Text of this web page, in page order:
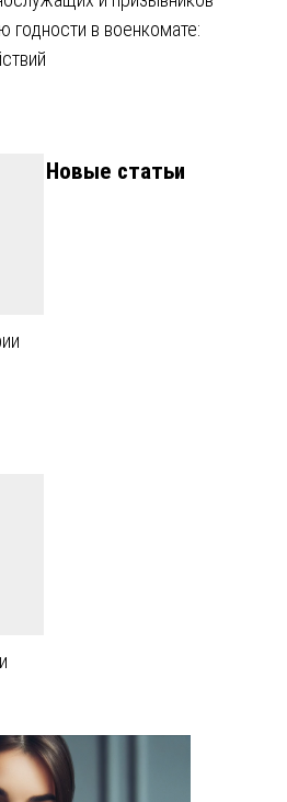
годности в военкомате:
Новые статьи